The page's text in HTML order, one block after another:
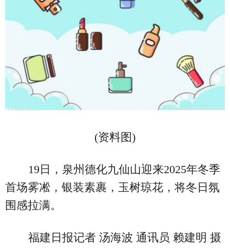
(资料图)
19日，泉州德化九仙山迎来2025年冬季
首场雾凇，银装素裹，玉树琼花，将冬日氛
围感拉满。
福建日报记者 汤海波 通讯员 赖建明 摄